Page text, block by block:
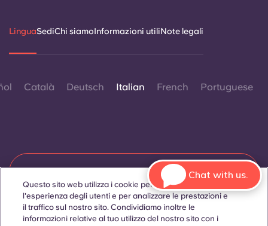
LinguaSediChi siamoInformazioni utiliNote legali
Català Deutsch Italian French Portuguese
Contattaci
© 2026. Tutti i diritti riservati.
Questo sito web utilizza i cookie per migliorare
l'esperienza degli utenti e per analizzare le prestazioni e
il traffico sul nostro sito. Condividiamo inoltre le
informazioni relative al tuo utilizzo del nostro sito con i
Chat with us.